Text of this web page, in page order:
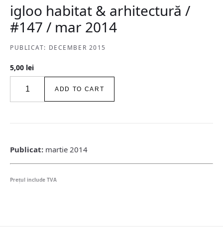
igloo habitat & arhitectură /
#147 / mar 2014
PUBLICAT: DECEMBER 2015
5,00 lei
habitat
&
/
quantity
ADD TO CART
Publicat: martie 2014
Preţul include TVA